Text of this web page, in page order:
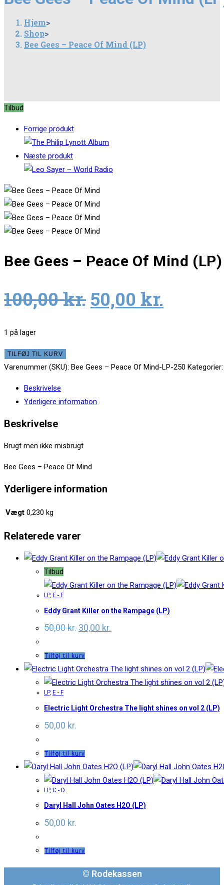
Mind
Hjem>
Shop>
Bee Gees – Peace Of Mind (LP)
Tilbud
Forrige produkt
Næste produkt
Bee Gees – Peace Of Mind (LP)
100,00kr. Original
price
50,00 kr.
price
1 på lager
Bee
Gees
Mind
antal
TILFØJ TIL KURV
Varenummer (SKU): Bee Gees – Peace Of Mind-LP-250
Beskrivelse
Yderligere information
Beskrivelse
Brugt men ikke misbrugt
Bee Gees – Peace Of Mind
Yderligere information
Vægt 0,230 kg
Relaterede varer
Tilbud
LP, E - F
Eddy Grant Killer on the Rampage (LP)
50,00kr. Original
price
50,00 kr..
30,00 kr.
price
Tilføj til kurv
LP, E - F
Electric Light Orchestra The light shines on vol 2 (LP)
50,00 kr.
Tilføj til kurv
LP, C - D
Daryl Hall John Oates H2O (LP)
50,00 kr.
Tilføj til kurv
© Rodekassen